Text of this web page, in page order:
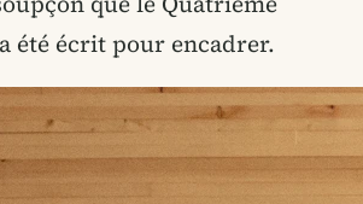
été écrit pour encadrer.